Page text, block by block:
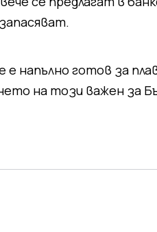
е напълно готов за
на този важен за